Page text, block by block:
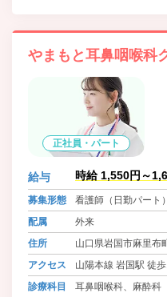
やまもと耳鼻咽喉科
正社員・パート
給与 時給 1,550円～
募集形態
看護師（日勤パート）
配属
外来
住所
山口県岩国市麻里布
アクセス
山陽本線 岩国駅 徒
診療科目
耳鼻咽喉科、麻酔科